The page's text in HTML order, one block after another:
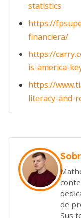
statistics
https://
financiera/
https://
is-america-
https://
literacy-and-
de
Sus